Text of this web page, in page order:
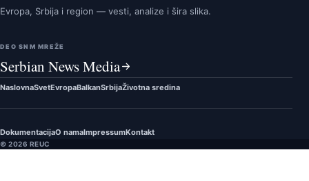
Evropa, Srbija i region — vesti, analize i šira slika.
DEO SNM MREŽE
Serbian News Media
NaslovnaSvetEvropaBalkanSrbijaŽivotna sredina
DokumentacijaO namaImpressumKontakt
© 2026 REUC